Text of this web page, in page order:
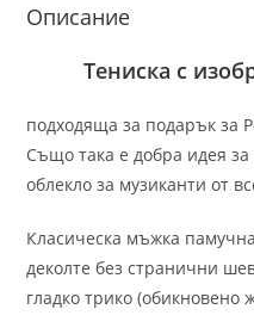
Описание
Тениска с
подходяща за подарък за
Също така е добра идея
облекло за музиканти от
Класическа мъжка
деколте без странични
гладко трико (обикновено